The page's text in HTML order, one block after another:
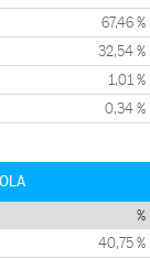
67,46 %
32,54 %
1,01 %
0,34 %
%
40,75 %